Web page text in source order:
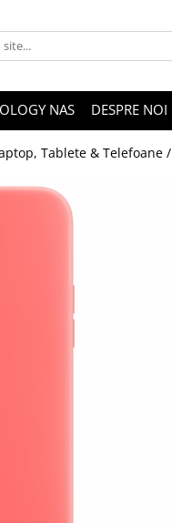
NAS DESPRE NOI
Tablete & Telefoane /